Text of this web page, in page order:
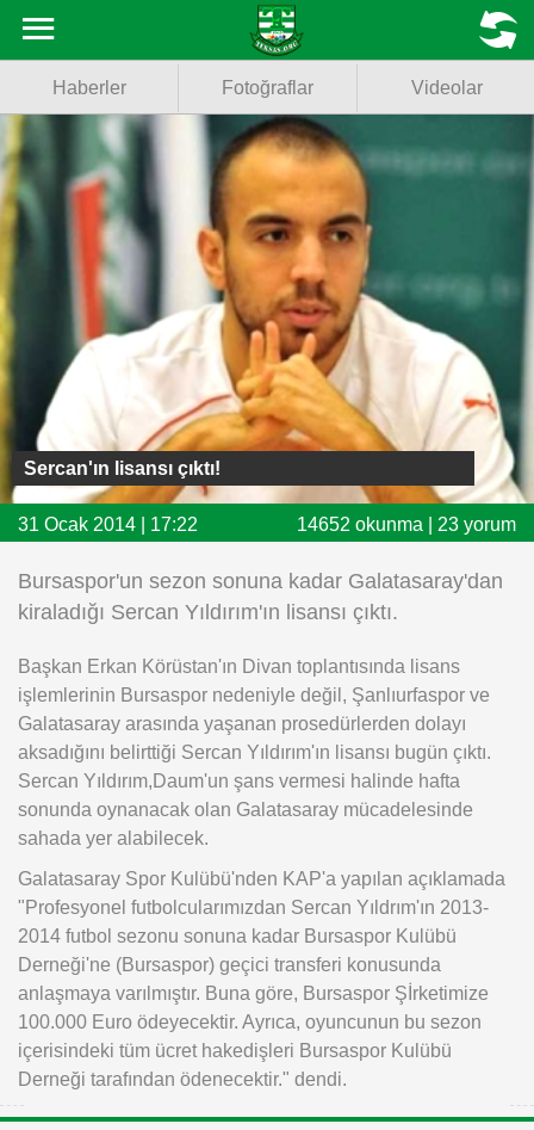
Fotoğraflar
Videolar
Basketbol
Voleybol
Puan Durumu
Fikstür
Facebook
Twitter
Instagram
iOS
MENU
Haberler Fotoğraflar Videolar
Sercan'ın lisansı çıktı!
31 Ocak 2014 | 17:22 14652 okunma | 23 yorum
Bursaspor'un sezon sonuna kadar Galatasaray'dan
kiraladığı Sercan Yıldırım'ın lisansı çıktı.
Başkan Erkan Körüstan'ın Divan toplantısında lisans
işlemlerinin Bursaspor nedeniyle değil, Şanlıurfaspor ve
Galatasaray arasında yaşanan prosedürlerden dolayı
aksadığını belirttiği Sercan Yıldırım'ın lisansı bugün çıktı.
Sercan Yıldırım,Daum'un şans vermesi halinde hafta
sonunda oynanacak olan Galatasaray mücadelesinde
sahada yer alabilecek.
Galatasaray Spor Kulübü'nden KAP'a yapılan açıklamada
"Profesyonel futbolcularımızdan Sercan Yıldrım'ın 2013-
2014 futbol sezonu sonuna kadar Bursaspor Kulübü
Derneği'ne (Bursaspor) geçici transferi konusunda
anlaşmaya varılmıştır. Buna göre, Bursaspor Şİrketimize
100.000 Euro ödeyecektir. Ayrıca, oyuncunun bu sezon
içerisindeki tüm ücret hakedişleri Bursaspor Kulübü
Derneği tarafından ödenecektir." dendi.